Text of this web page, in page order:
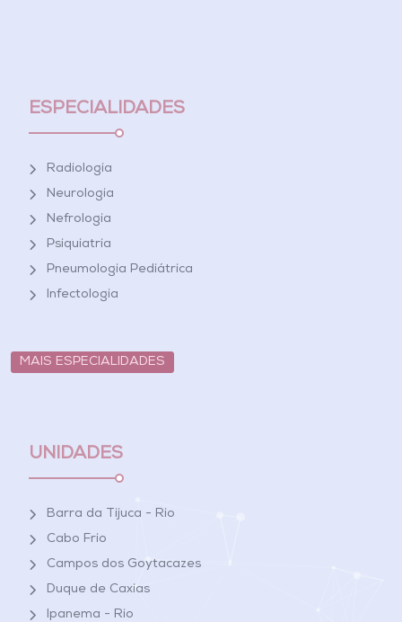
ESPECIALIDADES
Radiologia
Neurologia
Nefrologia
Psiquiatria
Pneumologia Pediátrica
Infectologia
MAIS ESPECIALIDADES
UNIDADES
Barra da Tijuca - Rio
Cabo Frio
Campos dos Goytacazes
Duque de Caxias
Ipanema - Rio